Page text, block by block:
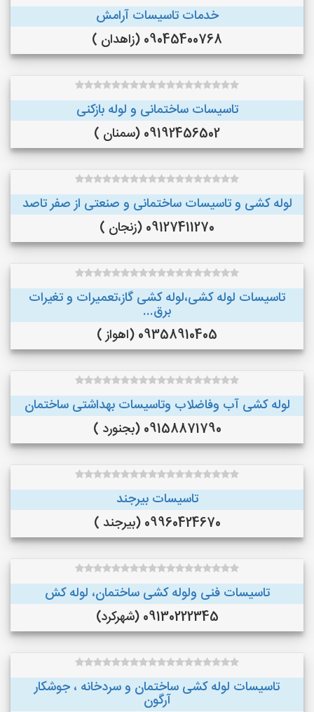
خدمات تاسیسات آرامش
09045400768 (زاهدان )
تاسیسات ساختمانی و لوله بازکنی
09192456502 (سمنان )
لوله کشی و تاسیسات ساختمانی و صنعتی از صفر تاصد
09127411270 (زنجان )
تاسیسات لوله کشی،لوله کشی گاز،تعمیرات و تغیرات
برق...
09358910405 (اهواز )
لوله کشی آب وفاضلاب وتاسیسات بهداشتی ساختمان
09158871790 (بجنورد )
تاسیسات بیرجند
09960424670 (بیرجند )
تاسیسات فنی ولوله کشی ساختمان، لوله کش
09130222345 (شهرکرد)
تاسیسات لوله کشی ساختمان و سردخانه ، جوشکار
آرگون